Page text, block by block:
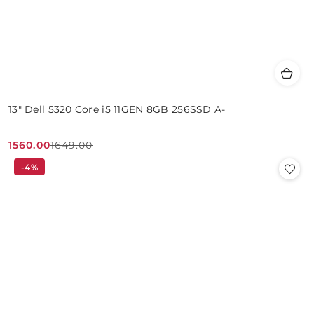
13" Dell 5320 Core i5 11GEN 8GB 256SSD A-
Cena
promocyjna:
1560.00
Cena
przed
1649.00
-4%